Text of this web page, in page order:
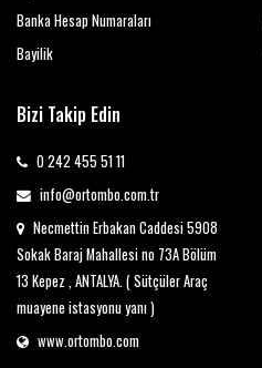
Banka Hesap Numaraları
Bayilik
Bizi Takip Edin
0 242 455 51 11
info@ortombo.com.tr
Necmettin Erbakan Caddesi 5908
Sokak Baraj Mahallesi no 73A Bölüm
13 Kepez , ANTALYA. ( Sütçüler Araç
muayene istasyonu yanı )
www.ortombo.com